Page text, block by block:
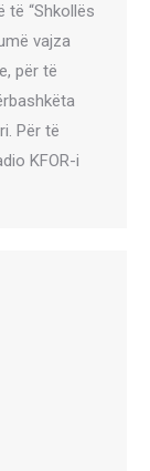
të “Shkollës
vajza
për të
Për të
KFOR-i